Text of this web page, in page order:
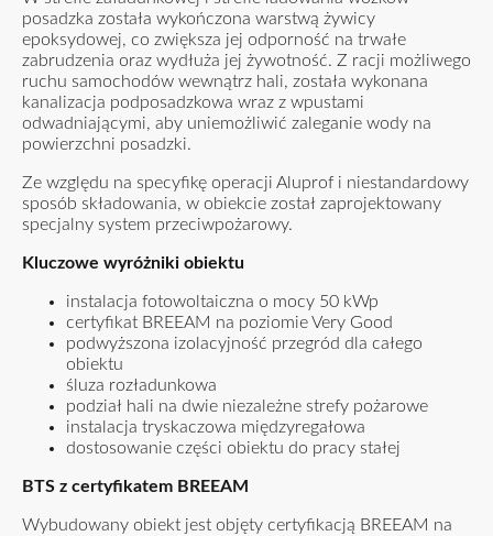
posadzka została wykończona warstwą żywicy
epoksydowej, co zwiększa jej odporność na trwałe
zabrudzenia oraz wydłuża jej żywotność. Z racji możliwego
ruchu samochodów wewnątrz hali, została wykonana
kanalizacja podposadzkowa wraz z wpustami
odwadniającymi, aby uniemożliwić zaleganie wody na
powierzchni posadzki.
Ze względu na specyfikę operacji Aluprof i niestandardowy
sposób składowania, w obiekcie został zaprojektowany
specjalny system przeciwpożarowy.
Kluczowe wyróżniki obiektu
instalacja fotowoltaiczna o mocy 50 kWp
certyfikat BREEAM na poziomie Very Good
podwyższona izolacyjność przegród dla całego
obiektu
śluza rozładunkowa
podział hali na dwie niezależne strefy pożarowe
instalacja tryskaczowa międzyregałowa
dostosowanie części obiektu do pracy stałej
BTS z certyfikatem BREEAM
Wybudowany obiekt jest objęty certyfikacją BREEAM na